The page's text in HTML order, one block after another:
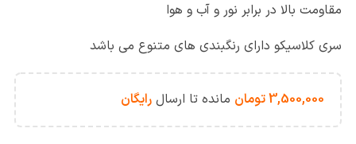
مقاومت بالا در برابر نور و آب و هوا
سری کلاسیکو دارای رنگبندی های متنوع می باشد
3,500,000تومان مانده تا ارسال رایگان